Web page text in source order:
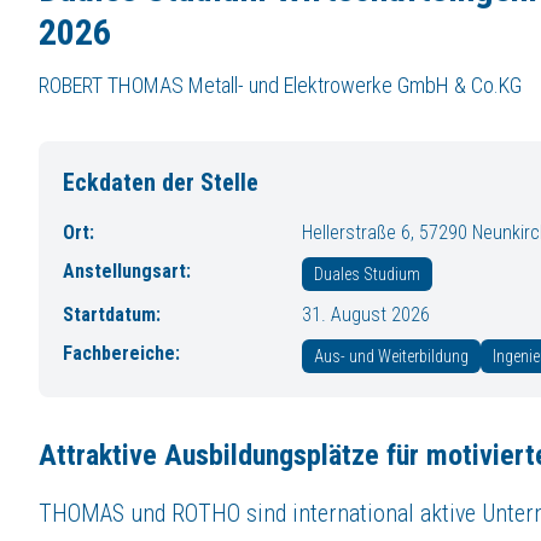
Robert Thomas Metall- und Elektrowerke GmbH & Co. KG
Melanie Porcello
Hellerstraße 6
Attraktive Ausbildungsplätze für motivierte
THOMAS und ROTHO sind international aktive Unternehmen.
Wir suchen zum Ausbildungsbeginn am 01.09.2026 einen
Duales Studium Wirtschaftsingenieurwesen 2026
Ausbildungsstart: 01.09.2026
Deine Aufgaben
Duale Studenten im Wirtschaftsingenieurwesen kombinieren
2026
ROBERT THOMAS Metall- und Elektrowerke GmbH & Co.KG
Eckdaten der Stelle
Ort:
Hellerstraße 6, 57290
Anstellungsart:
Duales Studium
Startdatum:
31. August 2026
Fachbereiche:
Aus- und Weiterbildung
Attraktive Ausbildungsplätze für
THOMAS und ROTHO sind international aktive